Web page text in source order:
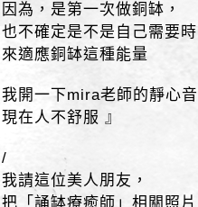
因為，是第一次做銅缽，
也不確定是不是自己需要時
來適應銅缽這種能量
我開一下mira老師的靜心音
現在人不舒服 』
/
我請這位美人朋友，
把「誦缽療癒師」相關照片